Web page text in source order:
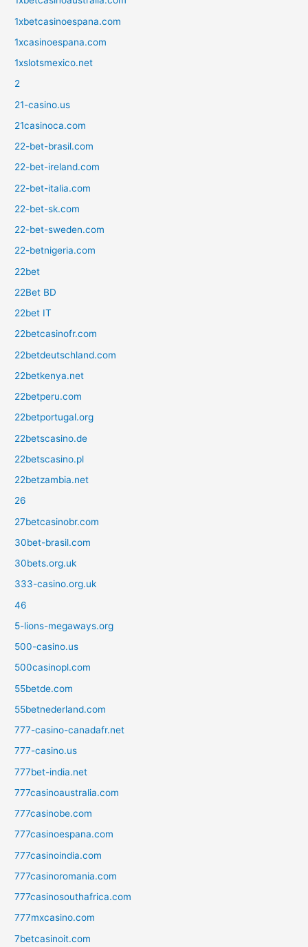
1xbetcasinoespana.com
1xcasinoespana.com
1xslotsmexico.net
2
21-casino.us
21casinoca.com
22-bet-brasil.com
22-bet-ireland.com
22-bet-italia.com
22-bet-sk.com
22-bet-sweden.com
22-betnigeria.com
22bet
22Bet BD
22bet IT
22betcasinofr.com
22betdeutschland.com
22betkenya.net
22betperu.com
22betportugal.org
22betscasino.de
22betscasino.pl
22betzambia.net
26
27betcasinobr.com
30bet-brasil.com
30bets.org.uk
333-casino.org.uk
46
5-lions-megaways.org
500-casino.us
500casinopl.com
55betde.com
55betnederland.com
777-casino-canadafr.net
777-casino.us
777bet-india.net
777casinoaustralia.com
777casinobe.com
777casinoespana.com
777casinoindia.com
777casinoromania.com
777casinosouthafrica.com
777mxcasino.com
7betcasinoit.com